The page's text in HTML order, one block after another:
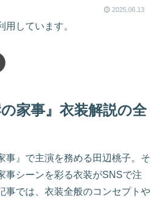
2025.06.13
用しています。
家事』衣装解説の全
事』で主演を務める田辺桃子。そ
事シーンを彩る衣装がSNSで注
事では、衣装全般のコンセプトや